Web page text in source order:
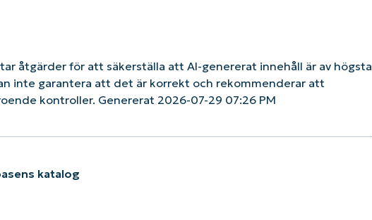
åtgärder för att säkerställa att AI-genererat innehåll är av högsta
inte garantera att det är korrekt och rekommenderar att
kontroller. Genererat 2026-07-29 07:26 PM
katalog